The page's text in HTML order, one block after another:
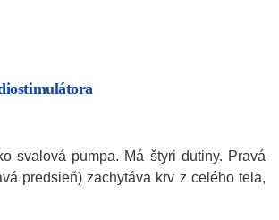
svalová pumpa. Má štyri dutiny. Pravá
predsieň) zachytáva krv z celého tela,